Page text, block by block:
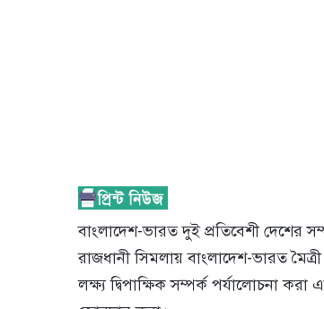
বাংলাদেশ-ভারত দুই প্রতিবেশী দেশের
রাজধানী সিমলায় বাংলাদেশ-ভারত
লক্ষ্য দ্বিপাক্ষিক সম্পর্ক পর্যালোচনা